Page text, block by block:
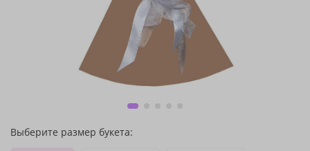
Выберите размер букета: